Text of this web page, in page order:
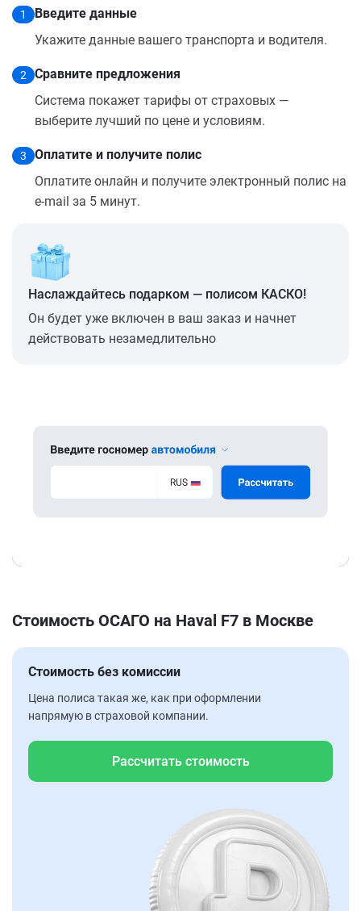
1
Введите данные
Укажите данные вашего транспорта и водителя.
2
Сравните предложения
Система покажет тарифы от страховых —
выберите лучший по цене и условиям.
3
Оплатите и получите полис
Оплатите онлайн и получите электронный полис на
e-mail за 5 минут.
Наслаждайтесь подарком — полисом КАСКО!
Он будет уже включен в ваш заказ и начнет
действовать незамедлительно
Стоимость ОСАГО на Haval F7 в Москве
Стоимость без комиссии
Цена полиса такая же, как при оформлении
напрямую в страховой компании.
Рассчитать стоимость